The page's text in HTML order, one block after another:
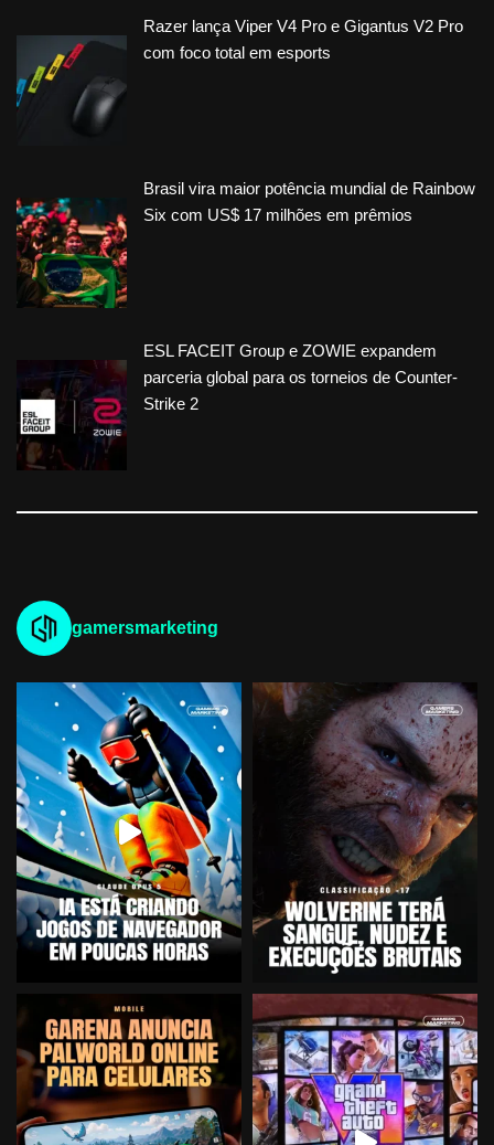
Razer lança Viper V4 Pro e Gigantus V2 Pro
com foco total em esports
Brasil vira maior potência mundial de Rainbow
Six com US$ 17 milhões em prêmios
ESL FACEIT Group e ZOWIE expandem
parceria global para os torneios de Counter-
Strike 2
gamersmarketing